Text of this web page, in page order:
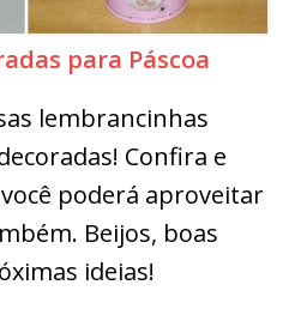
para Páscoa
lembrancinhas
Confira e
poderá aproveitar
Beijos, boas
ideias!